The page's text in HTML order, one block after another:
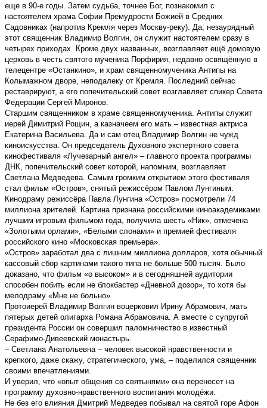
еще в 90-е годы. Затем судьба, точнее Бог, познакомил с
настоятелем храма Софии Премудрости Божией в Средних
Садовниках (напротив Кремля через Москву-реку). Да, незаурядный
этот священник Владимир Волгин, он служит настоятелем сразу в
четырех приходах. Кроме двух названных, возглавляет ещё домовую
церковь в честь святого мученика Порфирия, недавно освящённую в
телецентре «Останкино», и храм священномученика Антипы на
Колымажном дворе, неподалеку от Кремля. Последний сейчас
реставрируют, а его попечительский совет возглавляет спикер Совета
Федерации Сергей Миронов.
Старшим священником в храме священномученика. Антипы служит
иерей Димитрий Рощин, а казначеем его мать – известная актриса
Екатерина Васильева. Да и сам отец Владимир Волгин не чужд
киноискусства. Он председатель Духовного экспертного совета
кинофестиваля «Лучезарный ангел» – главного проекта программы
ДНК, попечительский совет которой, напомним, возглавляет
Светлана Медведева. Самым громким открытием этого фестиваля
стал фильм «Остров», снятый режиссёром Павлом Лунгиным.
Кинодраму режиссёра Павла Лунгина «Остров» посмотрели 74
миллиона зрителей. Картина признана российскими киноакадемиками
лучшим игровым фильмом года, получила шесть «Ник», отмечена
«Золотыми орлами», «Белыми слонами» и премией фестиваля
российского кино «Московская премьера».
«Остров» заработал два с лишним миллиона долларов, хотя обычный
кассовый сбор картинами такого типа не больше 500 тысяч. Было
доказано, что фильм «о высоком» и в сегодняшней аудитории
способен побить если не блокбастер «Дневной дозор», то хотя бы
мелодраму «Мне не больно».
Протоиерей Владимир Волгин воцерковил Ирину Абрамович, мать
пятерых детей олигарха Романа Абрамовича. А вместе с супругой
президента России он совершил паломничество в известный
Серафимо-Дивеевский монастырь.
– Светлана Анатольевна – человек высокой нравственности и
крепкого, даже скажу, стратегического, ума, – поделился священник
своими впечатлениями.
И уверил, что «опыт общения со святынями» она перенесет на
программу духовно-нравственного воспитания молодёжи.
Не без его влияния Дмитрий Медведев побывал на святой горе Афон